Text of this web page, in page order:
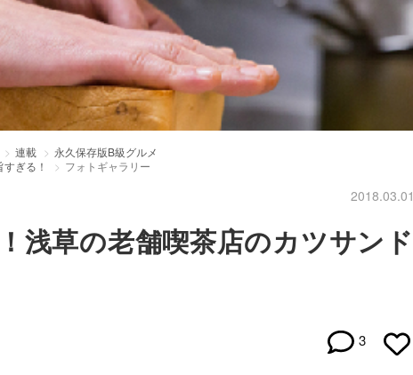
連載
永久保存版B級グルメ
ぎる！
フォトギャラリー
2018.03.01
浅草の老舗喫茶店のカツサンド
3